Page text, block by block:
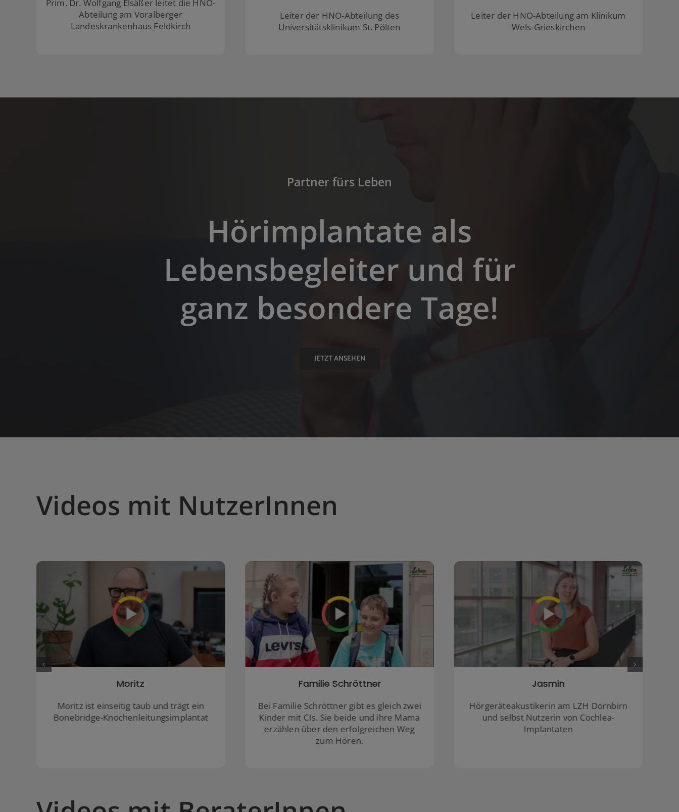
Leiter der HNO-Abteilung des
Universitätsklinikum St. Pölten
Leiter der HNO-Abteilung am Klinikum
Wels-Grieskirchen
Klinikum Klagenfurt
Partner fürs Leben
Hörimplantate als
Lebensbegleiter und für
ganz besondere Tage!
JETZT ANSEHEN
Videos mit NutzerInnen
Familie Schröttner
Bei Familie Schröttner gibt es gleich zwei
Kinder mit CIs. Sie beide und ihre Mama
Jasmin
Hörgeräteakustikerin am LZH Dornbirn
und selbst Nutzerin von Cochlea-
Implantaten
Stefanie & Robert
Stefanie und Robert leben mit den
Kindern derzeit in den USA. CI-Sohn Paul
und die Eltern berichten über ihre